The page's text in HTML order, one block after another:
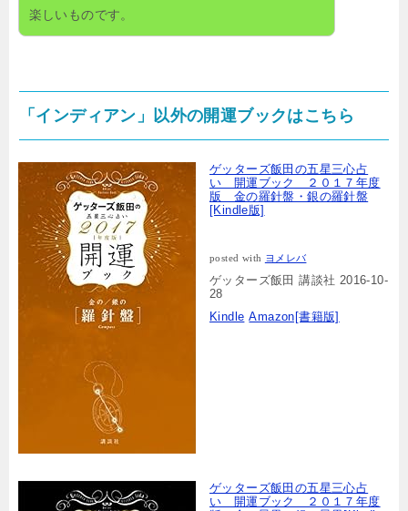
楽しいものです。
「インディアン」以外の開運ブックはこちら
ゲッターズ飯田の五星三心占
い 開運ブック ２０１７年度
版 金の羅針盤・銀の羅針盤
[Kindle版]
posted with ヨメレバ
ゲッターズ飯田 講談社 2016-10-
28
Kindle Amazon[書籍版]
ゲッターズ飯田の五星三心占
い 開運ブック ２０１７年度